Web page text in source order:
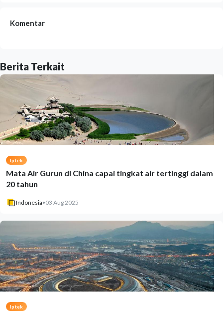
Komentar
Berita Terkait
Iptek
Mata Air Gurun di China capai tingkat air tertinggi dalam
20 tahun
Indonesia•03 Aug 2025
Iptek